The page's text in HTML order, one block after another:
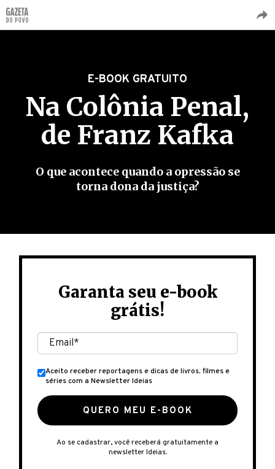
E-BOOK GRATUITO
Na Colônia Penal,
de Franz Kafka
O que acontece quando a opressão se
torna dona da justiça?
Garanta seu e-book
grátis!
Aceito receber reportagens e dicas de livros, filmes e
séries com a Newsletter Ideias
QUERO MEU E-BOOK
Ao se cadastrar, você receberá gratuitamente a
newsletter Ideias.